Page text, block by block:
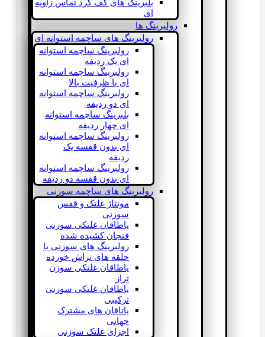
بلبرینگ های کف گرد تماس زاویه
ای
رولبرینگ ها
رولبرینگ های ساچمه استوانه ای
رولبرینگ ساچمه استوانه
ای یک ردیفه
رولبرینگ ساچمه استوانه
ای با ظرفیت بالا
رولبرینگ ساچمه استوانه
ای دو ردیفه
بلبرینگ ساچمه استوانه
ای چهار ردیفه
رولبرینگ ساچمه استوانه
ای بدون قفسه یک
ردیفه
رولبرینگ ساچمه استوانه
ای بدون قفسه دو ردیفه
رولبرینگ های ساچمه سوزنی
مونتاژ غلتک و قفس
سوزنی
یاطاقان غلتکی سوزنی
فنجان کشیده شده
رولبرینگ های سوزنی با
حلقه های تراش خورده
یاطاقان غلتکی سوزن
تراز
یاطاقان غلتکی سوزنی
ترکیبی
یاتاقان های مشترک
جهانی
اجزای غلتک سوزنی